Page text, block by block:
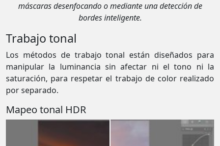
máscaras desenfocando o mediante una detección de
bordes inteligente.
Trabajo tonal
Los métodos de trabajo tonal están diseñados para
manipular la luminancia sin afectar ni el tono ni la
saturación, para respetar el trabajo de color realizado
por separado.
Mapeo tonal HDR